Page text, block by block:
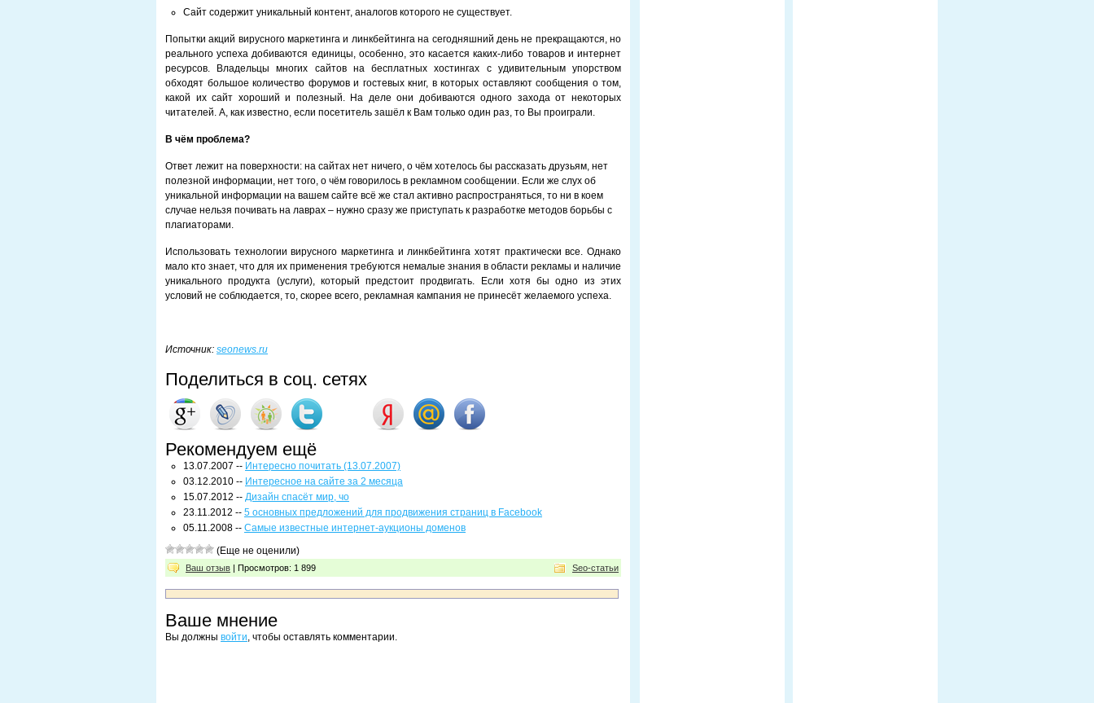
Сайт содержит уникальный контент, аналогов которого не существует.
Попытки акций вирусного маркетинга и линкбейтинга на сегодняшний день не прекращаются, но
реального успеха добиваются единицы, особенно, это касается каких-либо товаров и интернет
ресурсов. Владельцы многих сайтов на бесплатных хостингах с удивительным упорством
обходят большое количество форумов и гостевых книг, в которых оставляют сообщения о том,
какой их сайт хороший и полезный. На деле они добиваются одного захода от некоторых
читателей. А, как известно, если посетитель зашёл к Вам только один раз, то Вы проиграли.
В чём проблема?
Ответ лежит на поверхности: на сайтах нет ничего, о чём хотелось бы рассказать друзьям, нет
полезной информации, нет того, о чём говорилось в рекламном сообщении. Если же слух об
уникальной информации на вашем сайте всё же стал активно распространяться, то ни в коем
случае нельзя почивать на лаврах – нужно сразу же приступать к разработке методов борьбы с
плагиаторами.
Использовать технологии вирусного маркетинга и линкбейтинга хотят практически все. Однако
мало кто знает, что для их применения требуются немалые знания в области рекламы и наличие
уникального продукта (услуги), который предстоит продвигать. Если хотя бы одно из этих
условий не соблюдается, то, скорее всего, рекламная кампания не принесёт желаемого успеха.
Источник: seonews.ru
Поделиться в соц. сетях
Рекомендуем ещё
13.07.2007 -- Интересно почитать (13.07.2007)
03.12.2010 -- Интересное на сайте за 2 месяца
15.07.2012 -- Дизайн спасёт мир, чо
23.11.2012 -- 5 основных предложений для продвижения страниц в Facebook
05.11.2008 -- Самые известные интернет-аукционы доменов
(Еще не оценили)
Ваш отзыв | Просмотров: 1 899 Seo-статьи
Ваше мнение
Вы должны войти, чтобы оставлять комментарии.